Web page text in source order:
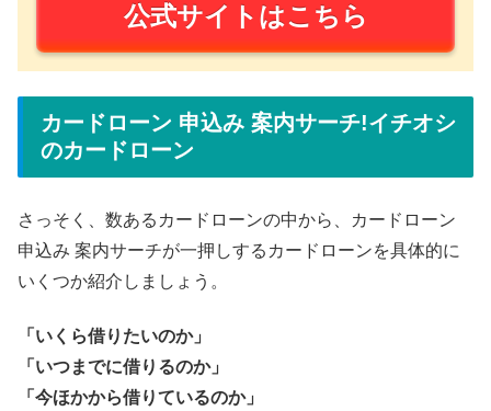
公式サイトはこちら
カードローン 申込み 案内サーチ!イチオシ
のカードローン
さっそく、数あるカードローンの中から、カードローン
申込み 案内サーチが一押しするカードローンを具体的に
いくつか紹介しましょう。
「いくら借りたいのか」
「いつまでに借りるのか」
「今ほかから借りているのか」